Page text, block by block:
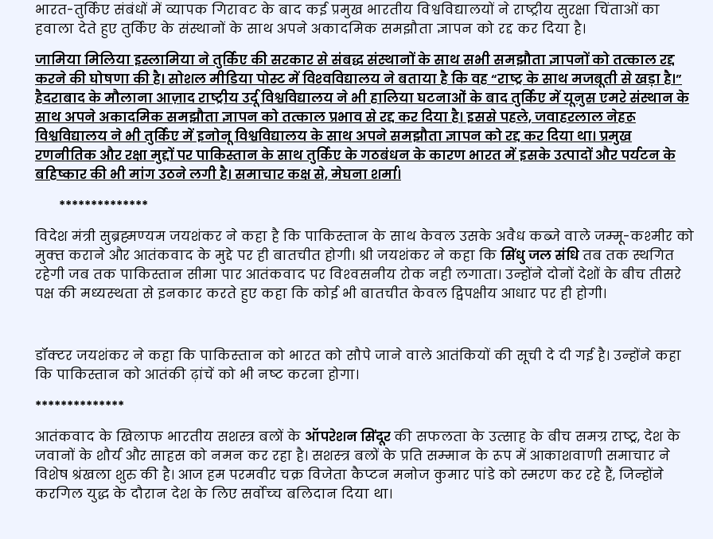
भारत-तुर्किए संबंधों में व्यापक गिरावट के बाद कई प्रमुख भारतीय विश्वविद्यालयों ने राष्ट्रीय सुरक्षा चिंताओं का
हवाला देते हुए तुर्किए के संस्थानों के साथ अपने अकादमिक समझौता ज्ञापन को रद्द कर दिया है।
जामिया मिलिया इस्लामिया ने तुर्किए की सरकार से संबद्ध संस्थानों के साथ सभी समझौता ज्ञापनों को तत्काल रद्द
करने की घोषणा की है। सोशल मीडिया पोस्ट में विश्‍वविद्यालय ने बताया है कि वह“राष्ट्र के साथ मजबूती से खड़ा है।”
हैदराबाद के मौलाना आज़ाद राष्ट्रीय उर्दू विश्वविद्यालय ने भी हालिया घटनाओं के बाद तुर्किए में यूनुस एमरे संस्थान के
साथ अपने अकादमिक समझौता ज्ञापन को तत्काल प्रभाव से रद्द कर दिया है। इससे पहले, जवाहरलाल नेहरू
विश्वविद्यालय ने भी तुर्किए में इनोनू विश्वविद्यालय के साथ अपने समझौता ज्ञापन को रद्द कर दिया था। प्रमुख
रणनीतिक और रक्षा मुद्दों पर पाकिस्तान के साथ तुर्किए के गठबंधन के कारण भारत में इसके उत्पादों और पर्यटन के
बहिष्कार की भी मांग उठने लगी है। समाचार कक्ष से, मेघना शर्मा।
**************
विदेश मंत्री सुब्रह्मण्‍यम जयशंकर ने कहा है कि पाकिस्‍तान के साथ केवल उसके अवैध कब्‍जे वाले जम्‍मू-कश्‍मीर को
मुक्‍त कराने और आतंकवाद के मुद्दे पर ही बातचीत होगी। श्री जयशंकर ने कहा कि सिंधु जल संधितब तक स्थगित
रहेगी जब तक पाकिस्तान सीमा पार आतंकवाद पर विश्‍वसनीय रोक नही लगाता। उन्‍होंने दोनों देशों के बीच तीसरे
पक्ष की मध्‍यस्‍थता से इनकार करते हुए कहा कि कोई भी बातचीत केवल द्विपक्षीय आधार पर ही होगी।
डॉक्‍टर जयशंकर ने कहा कि पाकिस्‍तान को भारत को सौपे जाने वाले आतंकियों की सूची दे दी गई है। उन्‍होंने कहा
कि पाकिस्तान को आतंकी ढ़ांचें को भी नष्‍ट करना होगा।
**************
आतंकवाद के खिलाफ भारतीय सशस्त्र बलों के ऑपरेशन सिंदूरकी सफलता के उत्‍साह के बीच समग्र राष्‍ट्र, देश के
जवानों के शौर्य और साहस को नमन कर रहा है। सशस्‍त्र बलों के प्रति सम्‍मान के रूप में आकाशवाणी समाचार ने
विशेष श्रंखला शुरु की है। आज हम परमवीर चक्र विजेता कैप्‍टन मनोज कुमार पांडे को स्मरण कर रहे हैं, जिन्‍होंने
करगिल युद्ध के दौरान देश के लिए सर्वोच्‍च बलिदान दिया था।